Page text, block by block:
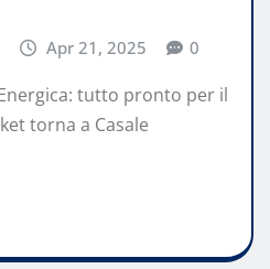
Apr 21, 2025 0
tutto pronto per il
torna a Casale